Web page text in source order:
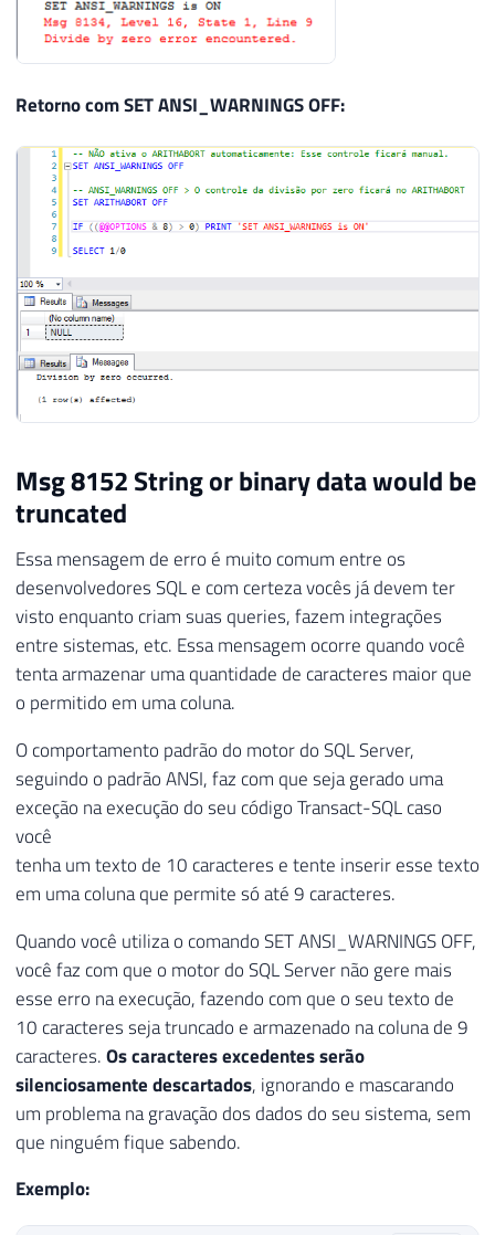
Retorno com SET ANSI_WARNINGS OFF:
Msg 8152 String or binary data would be
truncated
Essa mensagem de erro é muito comum entre os
desenvolvedores SQL e com certeza vocês já devem ter
visto enquanto criam suas queries, fazem integrações
entre sistemas, etc. Essa mensagem ocorre quando você
tenta armazenar uma quantidade de caracteres maior que
o permitido em uma coluna.
O comportamento padrão do motor do SQL Server,
seguindo o padrão ANSI, faz com que seja gerado uma
exceção na execução do seu código Transact-SQL caso
você
tenha um texto de 10 caracteres e tente inserir esse texto
em uma coluna que permite só até 9 caracteres.
Quando você utiliza o comando SET ANSI_WARNINGS OFF,
você faz com que o motor do SQL Server não gere mais
esse erro na execução, fazendo com que o seu texto de
10 caracteres seja truncado e armazenado na coluna de 9
caracteres.Os caracteres excedentes serão
silenciosamente descartados, ignorando e mascarando
um problema na gravação dos dados do seu sistema, sem
que ninguém fique sabendo.
Exemplo: